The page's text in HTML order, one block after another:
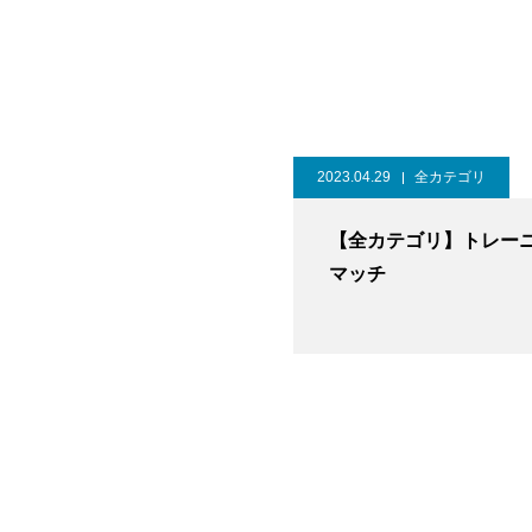
2023.04.29 全カテゴリ
【全カテゴリ】トレー
マッチ